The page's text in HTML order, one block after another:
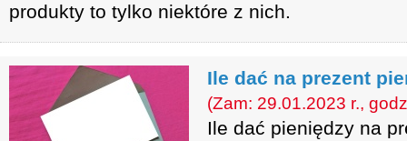
produkty to tylko niektóre z nich.
Ile dać na prezent
(Zam: 29.01.2023 r.,
Ile dać pieniędzy na